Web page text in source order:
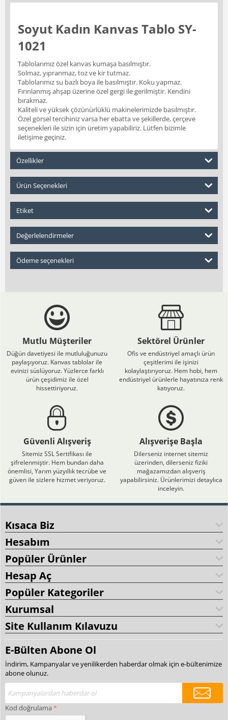
Soyut Kadın Kanvas Tablo SY-
1021
Tablolarımız özel kanvas kumaşa basılmıştır.
Solmaz, yıpranmaz, toz ve kir tutmaz.
Tablolarımız su bazlı boya ile basılmıştır. Koku yapmaz.
Fırınlanmış ahşap üzerine özel gergi ile gerilmiştir. Kendini
bırakmaz.
Kaliteli ve yüksek çözünürlüklü makinelerimizde basılmıştır.
Özel görsel tercihiniz varsa her ebatta ve şekillerde, çerçeve
seçenekleri ile sizin için üretim yapabiliriz. Lütfen bizimle
iletişime geçiniz.
Özellikler
Ürün Seçenekleri
Etiket
Değerlelendirmeler
Ödeme seçenekleri
Mutlu Müşteriler
Düğün davetiyesi ile mutluluğunuzu
paylaşıyoruz. Kanvas tablolar ile
evinizi süslüyoruz. Yüzlerce farklı
ürün çeşidimiz ile özel
hissettiriyoruz.
Sektörel Ürünler
Ofis ve endüstriyel amaçlı ürün
çeşitlerimi ile işinizi
kolaylaştırıyoruz. Hem hobi, hem
endüstriyel ürünlerle hayatınıza renk
katıyoruz.
Güvenli Alışveriş
Sitemiz SSL Sertifikası ile
şifrelenmiştir. Hem bundan daha
önemlisi, Yarım yüzyıllık tecrübe ve
güven ile sizlere hizmet veriyoruz.
Alışverişe Başla
Dilerseniz internet sitemiz
üzerinden, dilerseniz fiziki
mağazamızdan alışveriş
yapabilirsiniz. Ürünlerimizi detaylıca
inceleyin.
Kısaca Biz
Hesabım
Popüler Ürünler
Hesap Aç
Popüler Kategoriler
Kurumsal
Site Kullanım Kılavuzu
E-Bülten Abone Ol
İndirim, Kampanyalar ve yenilikerden haberdar olmak için e-bültenimize
abone olunuz.
Kod doğrulama